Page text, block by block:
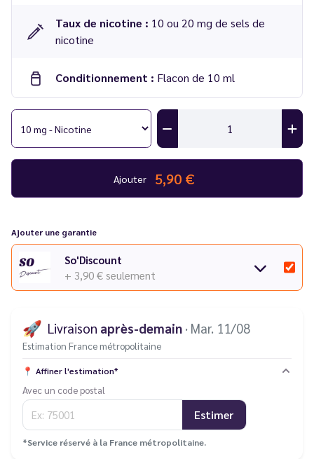
Taux de nicotine : 10 ou 20 mg de sels de
nicotine
Conditionnement : Flacon de 10 ml
Ajouter 5,90 €
Ajouter une garantie
So'Discount
+ 3,90 € seulement
🚀 Livraison après-demain · Mar. 11/08
Estimation France métropolitaine
📍 Affiner l'estimation*
Avec un code postal
Estimer
*Service réservé à la France métropolitaine.